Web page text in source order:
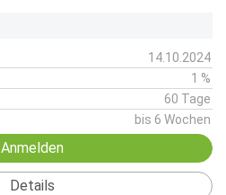
14.10.2024
1 %
60 Tage
bis 6 Wochen
Anmelden
Details